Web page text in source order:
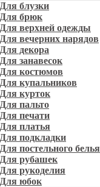
Для блузки
Для брюк
Для верхней одежды
Для вечерних нарядов
Для декора
Для занавесок
Для костюмов
Для купальников
Для курток
Для пальто
Для печати
Для платья
Для подкладки
Для постельного белья
Для рубашек
Для рукоделия
Для юбок